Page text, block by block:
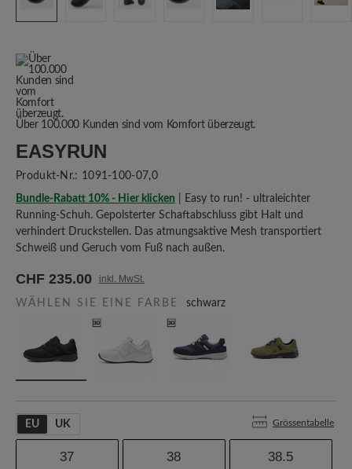
Über 100.000 Kunden sind vom Komfort überzeugt.
EASYRUN
Produkt-Nr.: 1091-100-07,0
Bundle-Rabatt 10% - Hier klicken | Easy to run! - ultraleichter
Running-Schuh. Gepolsterter Schaftabschluss gibt Halt und
verhindert Druckstellen. Das atmungsaktive Mesh transportiert
Schweiß und Geruch vom Fuß nach außen.
CHF 235.00 inkl. MwSt.
WÄHLEN SIE EINE FARBE schwarz
EU UK Grössentabelle
37 38 38.5